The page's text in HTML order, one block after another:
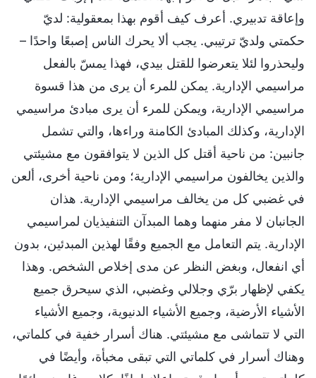
وإعاقة تدبيري. أعرف كيف أقوم بهذا بمعقولية: لديّ
حكمتي ولديّ ترتيبي. يجب ألا يحرك الناس إصبعًا واحدًا –
وليحذروا لئلا يتعرضوا للقتل بيدي، فهذا يمسّ بالفعل
مراسيمي الإدارية. يمكن للمرء أن يرى من هذا قسوة
مراسيمي الإدارية، ويمكن للمرء أن يرى مبادئ مراسيمي
الإدارية، وكذلك المبادئ الكامنة وراءها، والتي تشمل
جانبين: من ناحية أقتل كل الذين لا يتوافقون مع مشيئتي
والذين يخالفون مراسيمي الإدارية؛ ومن ناحية أخرى، ألعن
في غضبي كل من يخالف مراسيمي الإدارية. هذان
الجانبان لا مفر منهما وهما المبدآن التنفيذيان لمراسيمي
الإدارية. يتم التعامل مع الجميع وفقًا لهذين المبدئين، بدون
أي انفعال، وبغض النظر عن مدى إخلاص الشخص. وهذا
يكفي لإظهار برّي وجلالي وغضبي، الذي سيحرق جميع
الأشياء الأرضية، وجميع الأشياء الدنيوية، وجميع الأشياء
التي لا تتماشى مع مشيئتي. هناك أسرار خفية في كلماتي،
وهناك أسرار في كلماتي التي تبقى مخبأة، وأيضًا في